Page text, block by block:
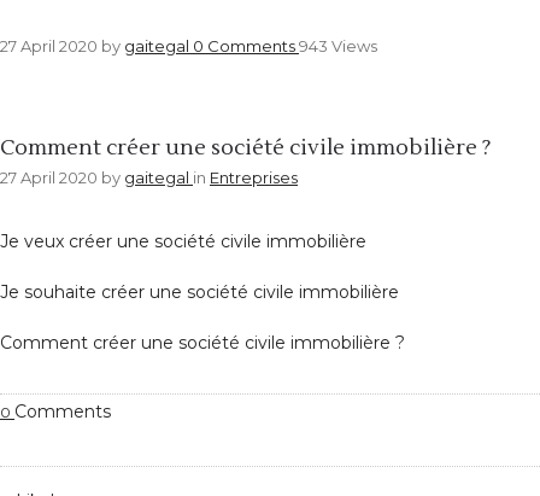
27 April 2020 by gaitegal 0 Comments943 Views
Comment créer une société civile immobilière ?
27 April 2020 by gaitegal in Entreprises
Je veux créer une société civile immobilière
Je souhaite créer une société civile immobilière
Comment créer une société civile immobilière ?
0 Comments